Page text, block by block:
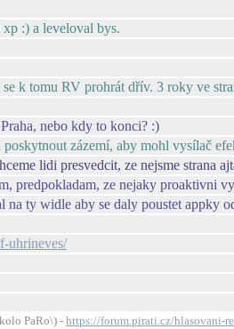
xp :) a leveloval bys.
se k tomu RV prohrát dřív. 3 roky ve
nebo kdy to konci? :)
poskytnout zázemí, aby mohl vysílač
lidi presvedcit, ze nejsme strana
predpokladam, ze nejaky proaktivni
na ty widle aby se daly poustet appky
uhrineves/
PaRo\) - https://forum.pirati.cz/hlasovani-